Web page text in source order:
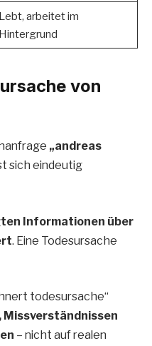
Lebt, arbeitet im
Hintergrund
von
„andreas
sich eindeutig
Informationen über
. Eine Todesursache
todesursache“
Missverständnissen
– nicht auf realen